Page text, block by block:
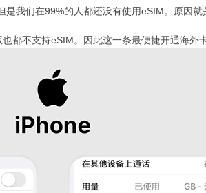
我们在99%的人都还没有使用eSIM。原因
不支持eSIM。因此这一条最便捷开通海外